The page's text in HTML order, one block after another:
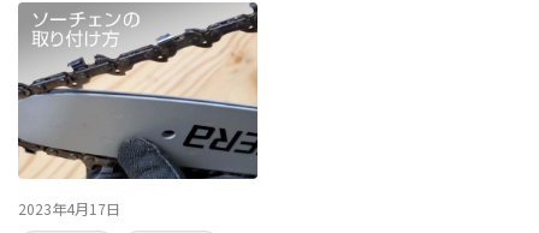
2023年4月17日